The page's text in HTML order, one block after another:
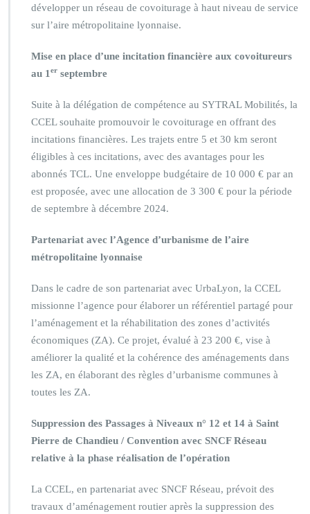
développer un réseau de covoiturage à haut niveau de service
sur l’aire métropolitaine lyonnaise.
Mise en place d’une incitation financière aux covoitureurs
au 1 er septembre
Suite à la délégation de compétence au SYTRAL Mobilités, la
CCEL souhaite promouvoir le covoiturage en offrant des
incitations financières. Les trajets entre 5 et 30 km seront
éligibles à ces incitations, avec des avantages pour les
abonnés TCL. Une enveloppe budgétaire de 10 000 € par an
est proposée, avec une allocation de 3 300 € pour la période
de septembre à décembre 2024.
Partenariat avec l’Agence d’urbanisme de l’aire
métropolitaine lyonnaise
Dans le cadre de son partenariat avec UrbaLyon, la CCEL
missionne l’agence pour élaborer un référentiel partagé pour
l’aménagement et la réhabilitation des zones d’activités
économiques (ZA). Ce projet, évalué à 23 200 €, vise à
améliorer la qualité et la cohérence des aménagements dans
les ZA, en élaborant des règles d’urbanisme communes à
toutes les ZA.
Suppression des Passages à Niveaux n° 12 et 14 à Saint
Pierre de Chandieu / Convention avec SNCF Réseau
relative à la phase réalisation de l’opération
La CCEL, en partenariat avec SNCF Réseau, prévoit des
travaux d’aménagement routier après la suppression des